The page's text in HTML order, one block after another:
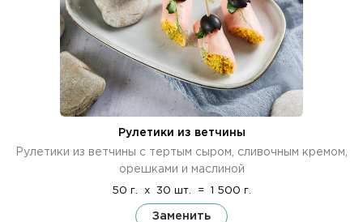
Рулетики из ветчины
Рулетики из ветчины с тертым сыром, сливочным кремом,
орешками и маслиной
50 г. x 30 шт. = 1 500 г.
Заменить